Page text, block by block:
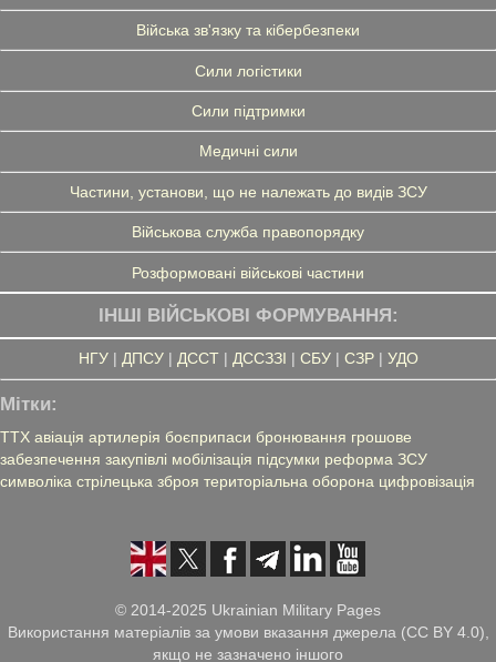
Війська зв'язку та кібербезпеки
Сили логістики
Сили підтримки
Медичні сили
Частини, установи, що не належать до видів ЗСУ
Військова служба правопорядку
Розформовані військові частини
ІНШІ ВІЙСЬКОВІ ФОРМУВАННЯ:
НГУ| ДПСУ| ДССТ| ДССЗЗІ | СБУ| СЗР| УДО
Мітки:
ТТХ авіація артилерія боєприпаси бронювання грошове
забезпечення закупівлі мобілізація підсумки реформа ЗСУ
символіка стрілецька зброя територіальна оборона цифровізація
© 2014-2025 Ukrainian Military Pages
Використання матеріалів за умови вказання джерела (CC BY 4.0),
якщо не зазначено іншого